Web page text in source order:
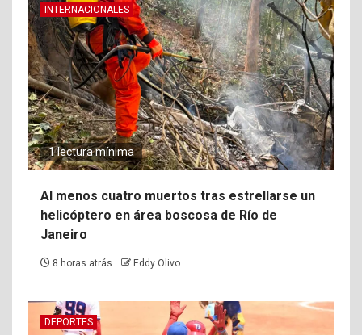
INTERNACIONALES
1 lectura mínima
Al menos cuatro muertos tras estrellarse un
helicóptero en área boscosa de Río de
Janeiro
8 horas atrás Eddy Olivo
DEPORTES